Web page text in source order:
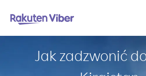
Jak zadzwonić